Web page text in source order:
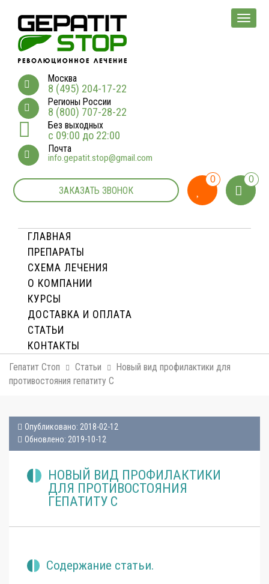
Москва
8 (495) 204-17-22
Регионы России
8 (800) 707-28-22
Без выходных
с 09:00 до 22:00
Почта
info.gepatit.stop@gmail.com
ЗАКАЗАТЬ ЗВОНОК
0 0
ГЛАВНАЯ
ПРЕПАРАТЫ
СХЕМА ЛЕЧЕНИЯ
О КОМПАНИИ
КУРСЫ
ДОСТАВКА И ОПЛАТA
СТАТЬИ
КОНТАКТЫ
Гепатит Стоп Статьи
Новый вид профилактики для
противостояния гепатиту С
Опубликовано: 2018-02-12
Обновлено: 2019-10-12
НОВЫЙ ВИД ПРОФИЛАКТИКИ
ДЛЯ ПРОТИВОСТОЯНИЯ
ГЕПАТИТУ С
Содержание статьи.